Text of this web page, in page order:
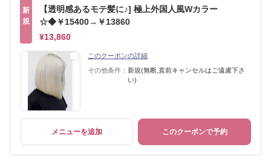
新
規
【透明感あるモテ髪に♪] 極上外国人風Wカラー
☆◆￥15400→￥13860
¥13,860
このクーポンの詳細
その他条件： 新規(無断,直前キャンセルはご遠慮下さ
い)
メニューを追加 このクーポンで予約